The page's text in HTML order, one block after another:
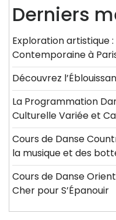
Derniers
Exploration artistique
Contemporaine à
Découvrez
La Programmation
Culturelle Variée et
Cours de Danse
la musique et des
Cours de Danse
Cher pour S’Épanouir